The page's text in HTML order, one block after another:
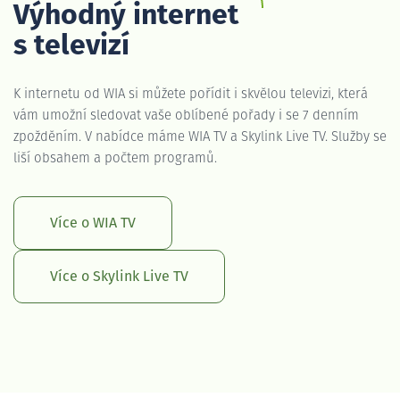
Výhodný internet
s televizí
K internetu od WIA si můžete pořídit i skvělou televizi, která
vám umožní sledovat vaše oblíbené pořady i se 7 denním
zpožděním. V nabídce máme WIA TV a Skylink Live TV. Služby se
liší obsahem a počtem programů.
Více o WIA TV
Více o Skylink Live TV